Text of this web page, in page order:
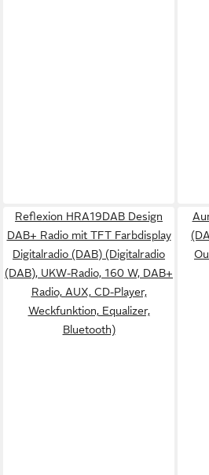
Reflexion HRA19DAB Design
DAB+ Radio mit TFT Farbdisplay
Digitalradio (DAB) (Digitalradio
(DAB), UKW-Radio, 160 W, DAB+
Radio, AUX, CD-Player,
Weckfunktion, Equalizer,
Bluetooth)